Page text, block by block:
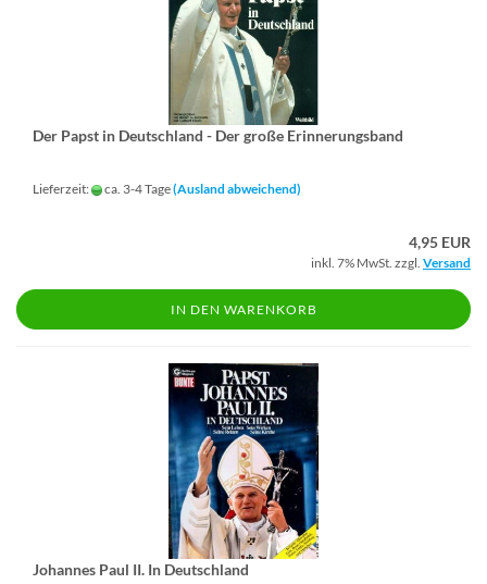
Der Papst in Deutsch­land - Der große Er­in­ne­rungs­band
Lieferzeit: ca. 3-4 Tage(Ausland abweichend)
4,95 EUR
inkl. 7% MwSt. zzgl. Versand
IN DEN WARENKORB
Jo­han­nes Paul II. In Deutsch­land